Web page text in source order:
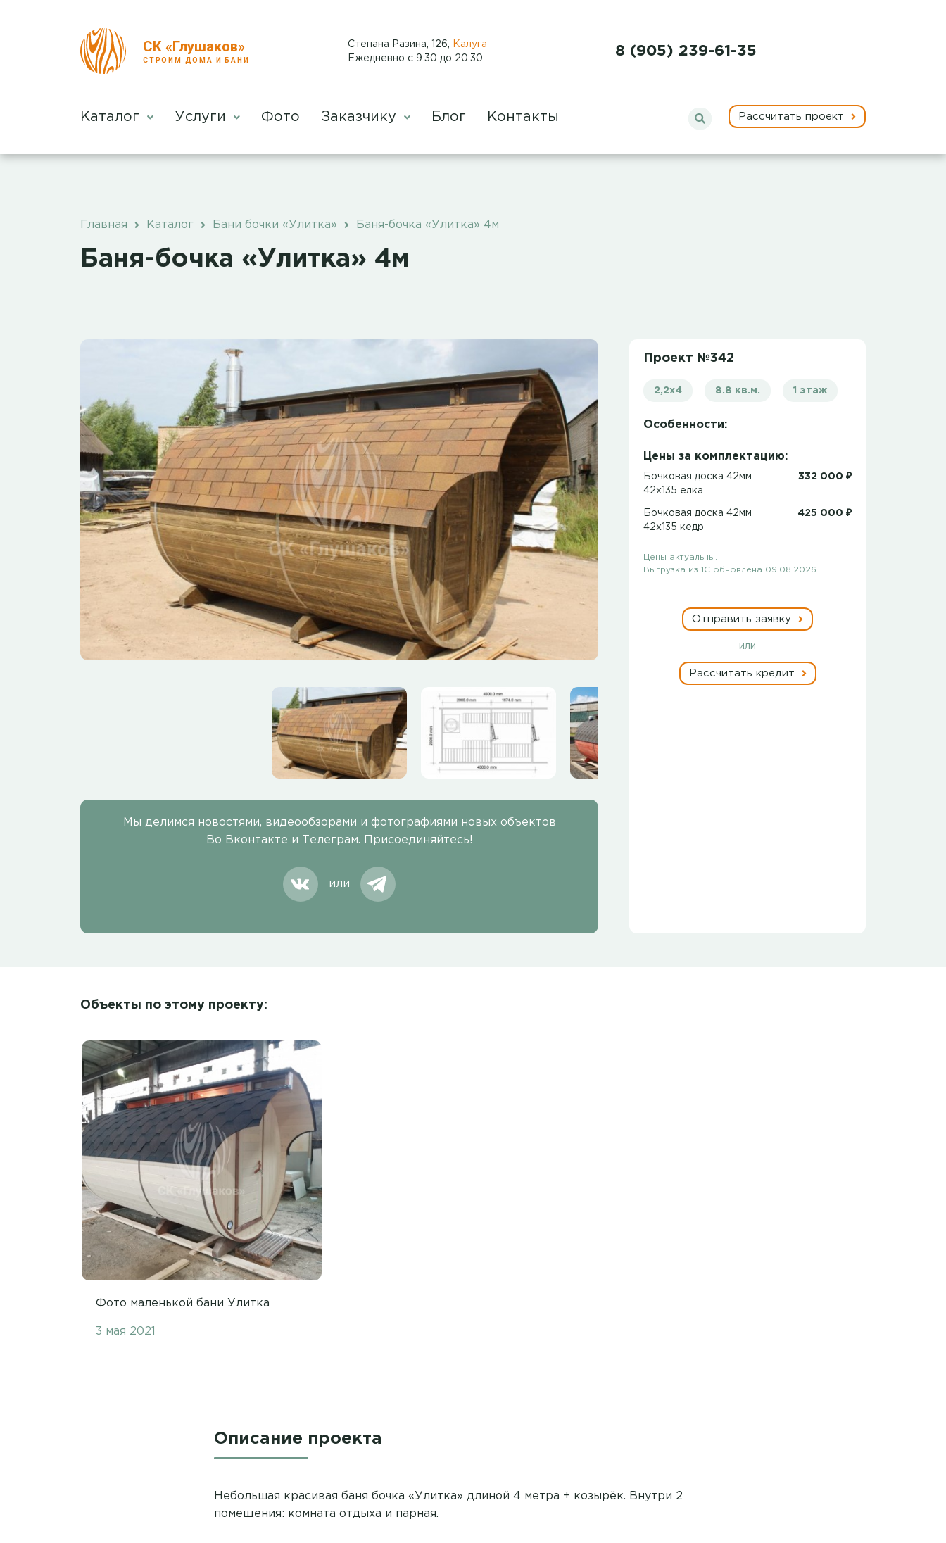
СК «Глушаков»
СТРОИМ ДОМА И БАНИ
​Степана Разина, 126
Калуга
Ежедневно с 9:30 до 20:30
8 (905) 239-61-35
Каталог Услуги Фото Заказчику Блог Контакты Рассчитать проект
Главная Каталог Бани бочки «Улитка» Баня-бочка «Улитка» 4м
Баня-бочка «Улитка» 4м
Мы делимся новостями, видеообзорами и фотографиями новых объектов
Во Вконтакте и Телеграм. Присоединяйтесь!
или
Проект №342
2,2х4 8.8 кв.м. 1 этаж
Особенности:
Цены за комплектацию:
Бочковая доска 42мм
42х135 елка
332 000 ₽
Бочковая доска 42мм
42х135 кедр
425 000 ₽
Цены актуальны.
Выгрузка из 1С обновлена 09.08.2026
Отправить заявку
или
Рассчитать кредит
Объекты по этому проекту:
Фото маленькой бани Улитка
3 мая 2021
Описание проекта
Небольшая красивая баня бочка «Улитка» длиной 4 метра + козырёк. Внутри 2
помещения: комната отдыха и парная.